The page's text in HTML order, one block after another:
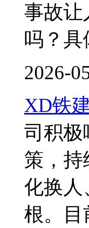
事故让
吗？具
2026-
XD铁
司积极
策，持
化换人
根。目